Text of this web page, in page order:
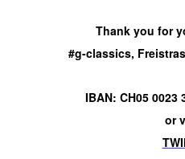
Thank you for
#g-classics,
IBAN: CH05 0023
or